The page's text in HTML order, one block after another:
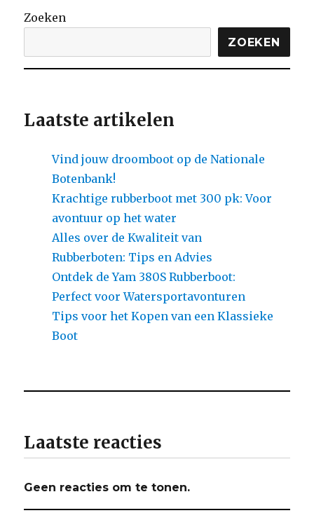
Zoeken
ZOEKEN
Laatste artikelen
Vind jouw droomboot op de Nationale
Botenbank!
Krachtige rubberboot met 300 pk: Voor
avontuur op het water
Alles over de Kwaliteit van
Rubberboten: Tips en Advies
Ontdek de Yam 380S Rubberboot:
Perfect voor Watersportavonturen
Tips voor het Kopen van een Klassieke
Boot
Laatste reacties
Geen reacties om te tonen.